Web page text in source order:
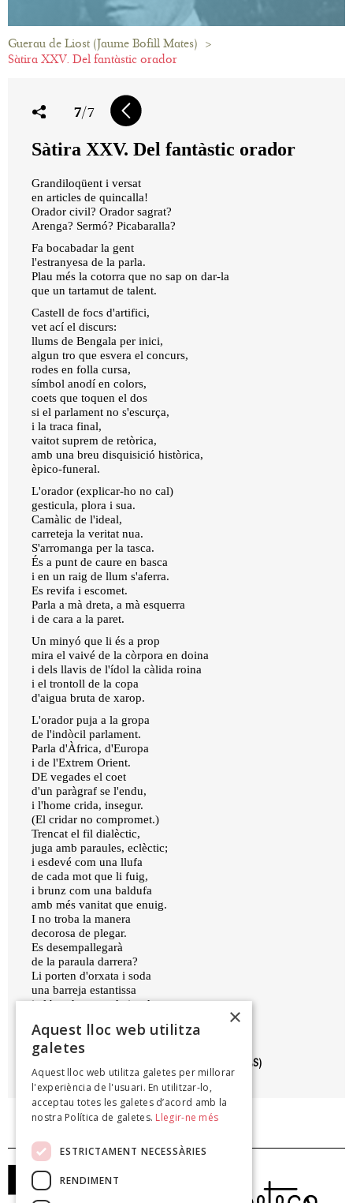
Guerau de Liost (Jaume Bofill Mates)
>
Sàtira XXV. Del fantàstic orador
7/7
Sàtira XXV. Del fantàstic orador
Grandiloqüent i versat
en articles de quincalla!
Orador civil? Orador sagrat?
Arenga? Sermó? Picabaralla?
Fa bocabadar la gent
l'estranyesa de la parla.
Plau més la cotorra que no sap on dar-la
que un tartamut de talent.
Castell de focs d'artifici,
vet ací el discurs:
llums de Bengala per inici,
algun tro que esvera el concurs,
rodes en folla cursa,
símbol anodí en colors,
coets que toquen el dos
si el parlament no s'escurça,
i la traca final,
vaitot suprem de retòrica,
amb una breu disquisició històrica,
èpico-funeral.
L'orador (explicar-ho no cal)
gesticula, plora i sua.
Camàlic de l'ideal,
carreteja la veritat nua.
S'arromanga per la tasca.
És a punt de caure en basca
i en un raig de llum s'aferra.
Es revifa i escomet.
Parla a mà dreta, a mà esquerra
i de cara a la paret.
Un minyó que li és a prop
mira el vaivé de la còrpora en doina
i dels llavis de l'ídol la càlida roina
i el trontoll de la copa
d'aigua bruta de xarop.
L'orador puja a la gropa
de l'indòcil parlament.
Parla d'Àfrica, d'Europa
i de l'Extrem Orient.
DE vegades el coet
d'un paràgraf se l'endu,
i l'home crida, insegur.
(El cridar no compromet.)
Trencat el fil dialèctic,
juga amb paraules, eclèctic;
i esdevé com una llufa
de cada mot que li fuig,
i brunz com una baldufa
amb més vanitat que enuig.
I no troba la manera
decorosa de plegar.
Es desempallegarà
de la paraula darrera?
Li porten d'orxata i soda
una barreja estantissa
i el bon home roda i roda
GUERAU DE LIOST (JAUME BOFILL MATES)
Sàtires, 1928
×
Aquest lloc web utilitza
galetes
Aquest lloc web utilitza galetes per millorar
l'experiència de l'usuari. En utilitzar-lo,
acceptau totes les galetes d’acord amb la
nostra Política de galetes. Llegir-ne més
ESTRICTAMENT NECESSÀRIES
RENDIMENT